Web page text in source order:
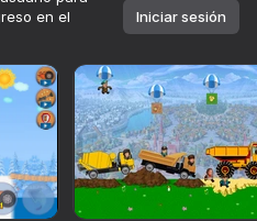
orientación paisaje
en el
Iniciar sesión